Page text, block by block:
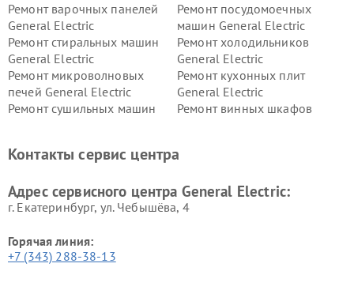
Ремонт варочных панелей
General Electric
Ремонт посудомоечных
машин General Electric
Ремонт стиральных машин
General Electric
Ремонт холодильников
General Electric
Ремонт микроволновых
печей General Electric
Ремонт кухонных плит
General Electric
Ремонт сушильных машин
Ремонт винных шкафов
Electric
General Electric
Контакты сервис центра
Адрес сервисного центра General Electric:
г. Екатеринбург, ул. Чебышёва, 4
Горячая линия:
+7 (343) 288-38-13